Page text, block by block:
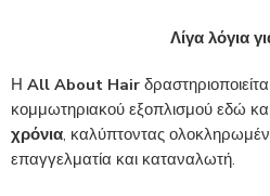
Λίγα λόγια
Η All About Hair
κομμωτηριακού εξοπλισμού εδώ
χρόνια, καλύπτοντας
επαγγελματία και καταναλωτή.